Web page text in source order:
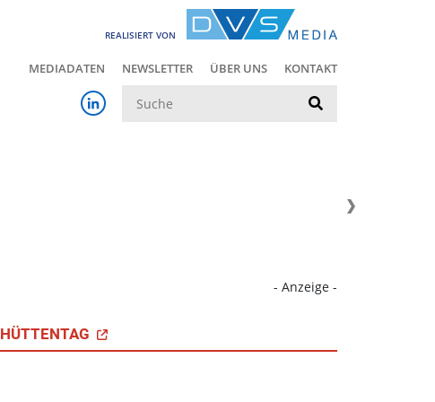
REALISIERT VON
MEDIADATEN NEWSLETTER ÜBER UNS KONTAKT
- Anzeige -
HÜTTENTAG